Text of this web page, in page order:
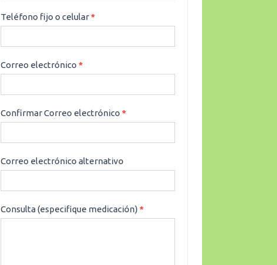
Teléfono fijo o celular*
Correo electrónico*
Confirmar Correo electrónico*
Correo electrónico alternativo
Consulta (especifique medicación)*